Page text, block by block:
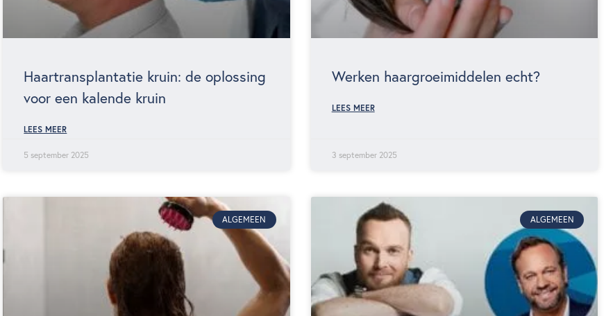
Haartransplantatie kruin: de oplossing
voor een kalende kruin
LEES MEER
5 september 2025
Werken haargroeimiddelen echt?
LEES MEER
3 september 2025
ALGEMEEN ALGEMEEN